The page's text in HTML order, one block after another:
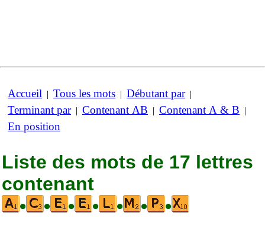
Accueil | Tous les mots | Débutant par|
Terminant par| Contenant AB | Contenant A & B |
En position
Liste des mots de 17 lettres
contenant
•
• • • • • •